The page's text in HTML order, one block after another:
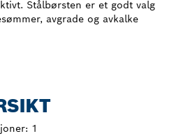
Stålbørsten er et godt valg
avgrade og avkalke
1